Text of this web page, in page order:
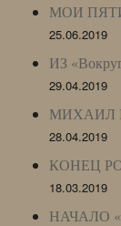
МОИ
25.06.2019
ИЗ
29.04.2019
МИХАИЛ
28.04.2019
КОНЕЦ
18.03.2019
НАЧАЛО